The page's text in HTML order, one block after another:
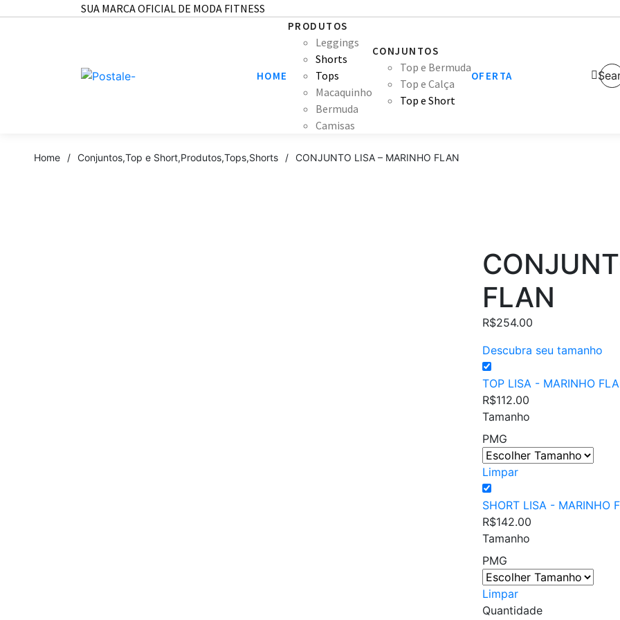
SUA MARCA OFICIAL DE MODA FITNESS
HOME
PRODUTOS
Leggings
Shorts
Tops
Macaquinho
Bermuda
Camisas
CONJUNTOS
Top e Bermuda
Top e Calça
Top e Short
OFERTA
Home / Conjuntos,Top e Short,Produtos,Tops,Shorts / CONJUNTO LISA – MARINHO FLAN
FLAN
R$254.00
Descubra seu tamanho
TOP LISA - MARINHO
R$112.00
Tamanho
PMG
Limpar
SHORT LISA - MARINHO
R$142.00
Tamanho
PMG
Limpar
Quantidade